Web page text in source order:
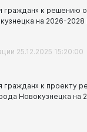
граждан» к решению
на 2026-2028
25.12.2025 15:20:00
к проекту
Новокузнецка на